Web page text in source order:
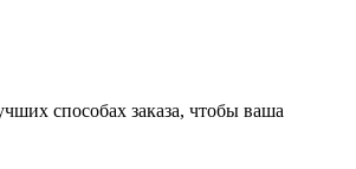
способах заказа, чтобы ваша